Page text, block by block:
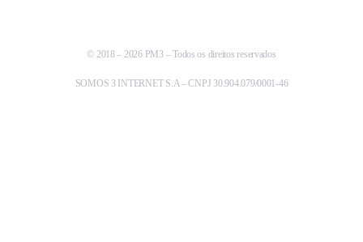
© 2018 – 2026 PM3 – Todos os direitos reservados
SOMOS 3 INTERNET S.A – CNPJ 30.904.079/0001-46